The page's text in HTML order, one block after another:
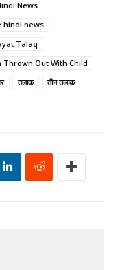
News
hindi news
Talaq
Thrown Out With Child
तलाक
तीन तलाक